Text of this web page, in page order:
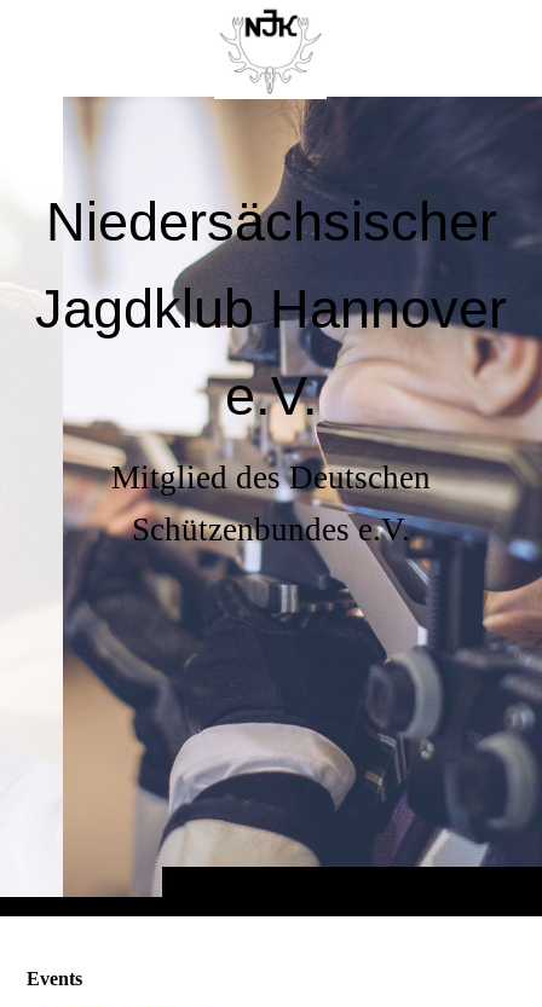
Niedersächsischer
Jagdklub Hannover
e.V.
Mitglied des Deutschen
Schützenbundes e.V.
Events